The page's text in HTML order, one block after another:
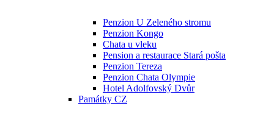
Penzion U Zeleného stromu
Penzion Kongo
Chata u vleku
Pension a restaurace Stará pošta
Penzion Tereza
Penzion Chata Olympie
Hotel Adolfovský Dvůr
Památky CZ